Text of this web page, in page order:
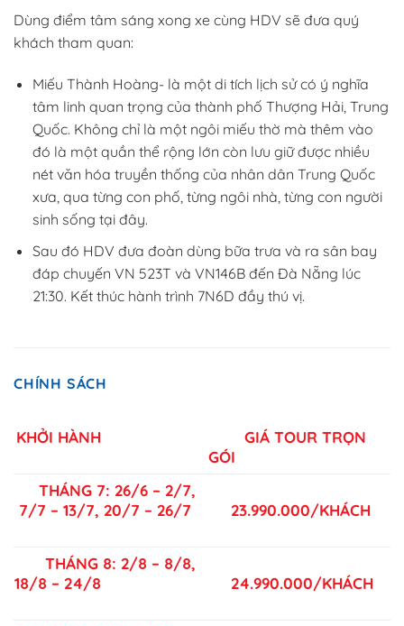
Dùng điểm tâm sáng xong xe cùng HDV sẽ đưa quý
khách tham quan:
Miếu Thành Hoàng- là một di tích lịch sử có ý nghĩa
tâm linh quan trọng của thành phố Thượng Hải, Trung
Quốc. Không chỉ là một ngôi miếu thờ mà thêm vào
đó là một quần thể rộng lớn còn lưu giữ được nhiều
nét văn hóa truyền thống của nhân dân Trung Quốc
xưa, qua từng con phố, từng ngôi nhà, từng con người
sinh sống tại đây.
Sau đó HDV đưa đoàn dùng bữa trưa và ra sân bay
đáp chuyến VN 523T và VN146B đến Đà Nẵng lúc
21:30. Kết thúc hành trình 7N6D đầy thú vị.
CHÍNH SÁCH
KHỞI HÀNH
GIÁ TOUR TRỌN
GÓI
THÁNG 7: 26/6 – 2/7,
7/7 – 13/7, 20/7 – 26/7
23.990.000/KHÁCH
THÁNG 8: 2/8 – 8/8,
18/8 – 24/8
24.990.000/KHÁCH